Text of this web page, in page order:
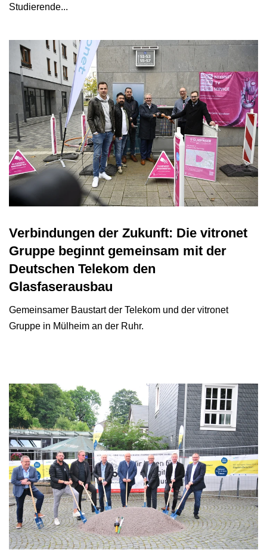
Studierende...
Verbindungen der Zukunft: Die vitronet
Gruppe beginnt gemeinsam mit der
Deutschen Telekom den
Glasfaserausbau
Gemeinsamer Baustart der Telekom und der vitronet
Gruppe in Mülheim an der Ruhr.